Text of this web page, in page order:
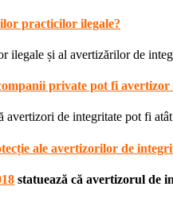
practicilor ilegale?
ilegale și al avertizărilor de
private pot fi avertizor
avertizori de integritate pot fi
ale avertizorilor de
statuează că avertizorul de